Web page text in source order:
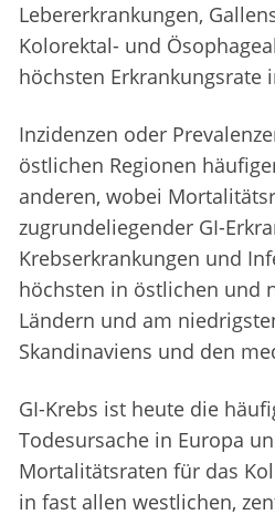
Lebererkrankungen,
Kolorektal- und
höchsten Erkrankungsrate
Inzidenzen oder
östlichen Regionen
anderen, wobei
zugrundeliegender GI-
Krebserkrankungen und
höchsten in östlichen und
Ländern und am
Skandinaviens und den
GI-Krebs ist heute die
Todesursache in Europa
Mortalitätsraten für das
in fast allen westlichen,